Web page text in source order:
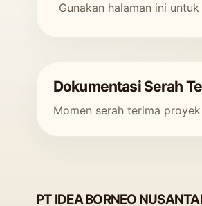
Gunakan halaman ini
Dokumentasi Serah
Momen serah terima
PT IDEA BORNEO